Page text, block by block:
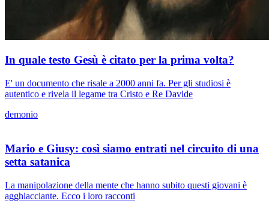
In quale testo Gesù è citato per la prima volta?
E' un documento che risale a 2000 anni fa. Per gli studiosi è
autentico e rivela il legame tra Cristo e Re Davide
demonio
Mario e Giusy: così siamo entrati nel circuito di una
setta satanica
La manipolazione della mente che hanno subito questi giovani è
agghiacciante. Ecco i loro racconti